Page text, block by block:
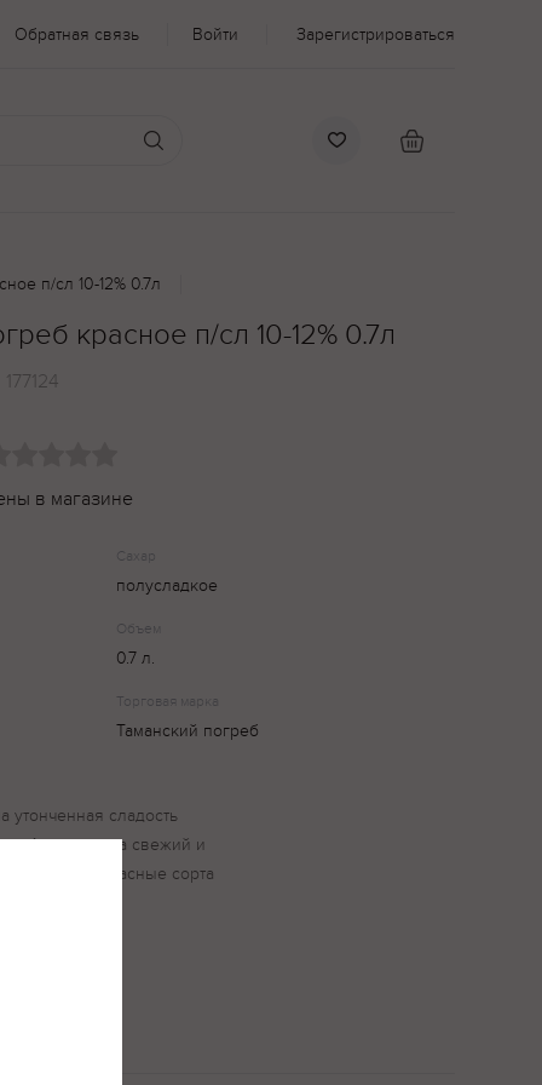
Обратная связь Войти Зарегистрироваться
п/сл 10-12% 0.7л
красное п/сл 10-12% 0.7л
177124
в магазине
Сахар
полусладкое
Объем
0.7 л.
Торговая марка
Таманский погреб
утонченная сладость
Аромат вина свежий и
винограда: Красные сорта